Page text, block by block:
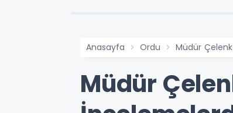
Anasayfa Ordu Müdür
Müdür